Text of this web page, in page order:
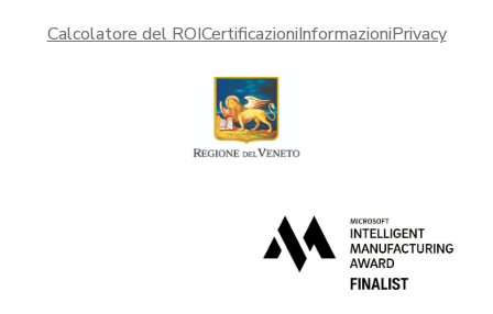
Calcolatore del ROICertificazioniInformazioniPrivacy